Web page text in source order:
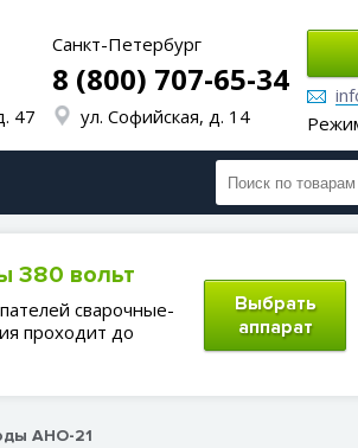
47
Санкт-Петербург
8 (800) 707-65-34
ул. Софийская, д. 14
380 вольт
сварочные-
проходит до
Выбрать
аппарат
АНО-21